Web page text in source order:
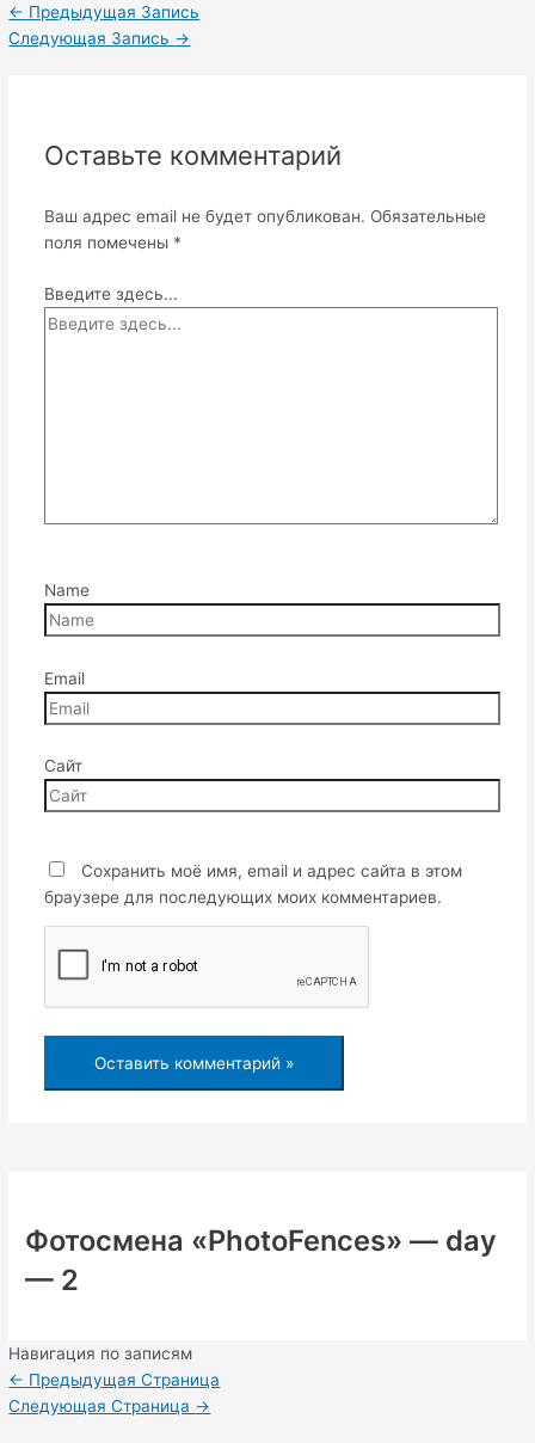
← Предыдущая Запись
Следующая Запись →
Оставьте комментарий
Ваш адрес email не будет опубликован. Обязательные
поля помечены *
Введите здесь...
Name
Email
Сайт
Сохранить моё имя, email и адрес сайта в этом
браузере для последующих моих комментариев.
Фотосмена «PhotoFences» — day
— 2
Навигация по записям
← Предыдущая Страница
Следующая Страница →